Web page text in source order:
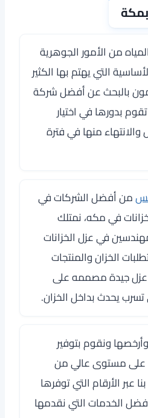
من الأمور الجوهرية
التي يهتم بها الكثير
بالبحث عن أفضلشركة
بدورها في اختيار
منها في فترة
من أفضل الشركات في
في مكه، نمتلك
في عزل الخزانات
الخزان والمنتجات
عزل جيدة مصممه على
يحدث بداخل الخزان.
ونقوم بتوفير
على مستوى عالي من
عبر الأرقام التي توفرها
الخدمات التي نقدمها